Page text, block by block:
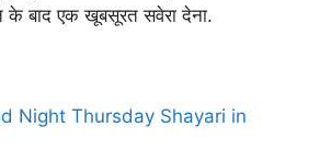
के बाद एक खूबसूरत सवेरा देना.
Night Thursday Shayari in